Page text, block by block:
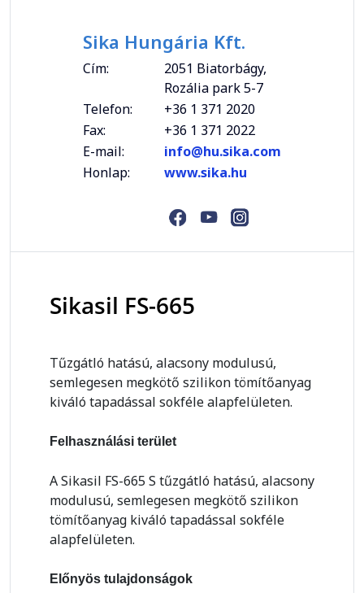
Sika Hungária Kft.
Cím:
2051 Biatorbágy,
Rozália park 5-7
Telefon:
+36 1 371 2020
Fax:
+36 1 371 2022
E-mail:
info@hu.sika.com
Honlap:
www.sika.hu
Sikasil FS-665
Tűzgátló hatású, alacsony modulusú,
semlegesen megkötő szilikon tömítőanyag
kiváló tapadással sokféle alapfelületen.
Felhasználási terület
A Sikasil FS-665 S tűzgátló hatású, alacsony
modulusú, semlegesen megkötő szilikon
tömítőanyag kiváló tapadással sokféle
alapfelületen.
Előnyös tulajdonságok